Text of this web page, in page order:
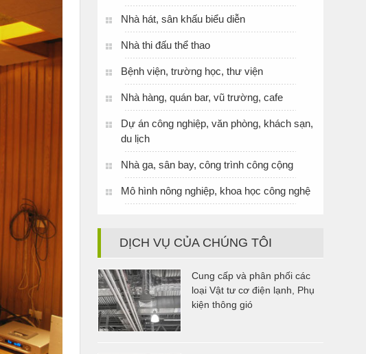
Nhà hát, sân khấu biểu diễn
Nhà thi đấu thể thao
Bệnh viện, trường học, thư viện
Nhà hàng, quán bar, vũ trường, cafe
Dự án công nghiệp, văn phòng, khách sạn,
du lịch
Nhà ga, sân bay, công trình công cộng
Mô hình nông nghiệp, khoa học công nghệ
DỊCH VỤ CỦA CHÚNG TÔI
Cung cấp và phân phối các
loại Vật tư cơ điện lạnh, Phụ
kiện thông gió